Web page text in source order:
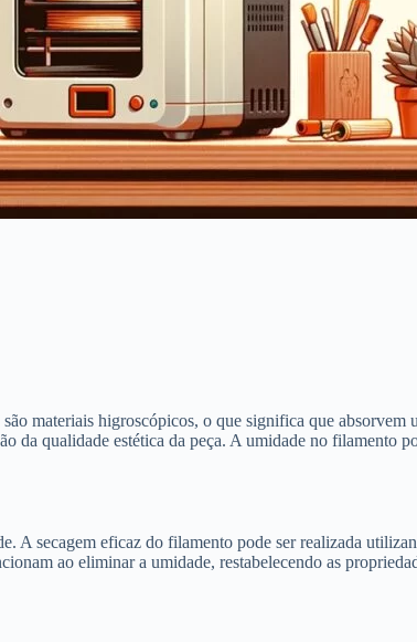
materiais higroscópicos, o que significa que absorvem
da qualidade estética da peça. A umidade no filamento
A secagem eficaz do filamento pode ser realizada
ao eliminar a umidade, restabelecendo as